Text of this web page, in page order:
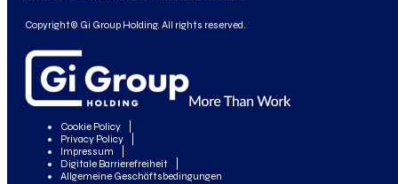
Copyright© Gi Group Holding. All rights reserved.
Cookie Policy
Privacy Policy
Impressum
Digitale Barrierefreiheit
Allgemeine Geschäftsbedingungen